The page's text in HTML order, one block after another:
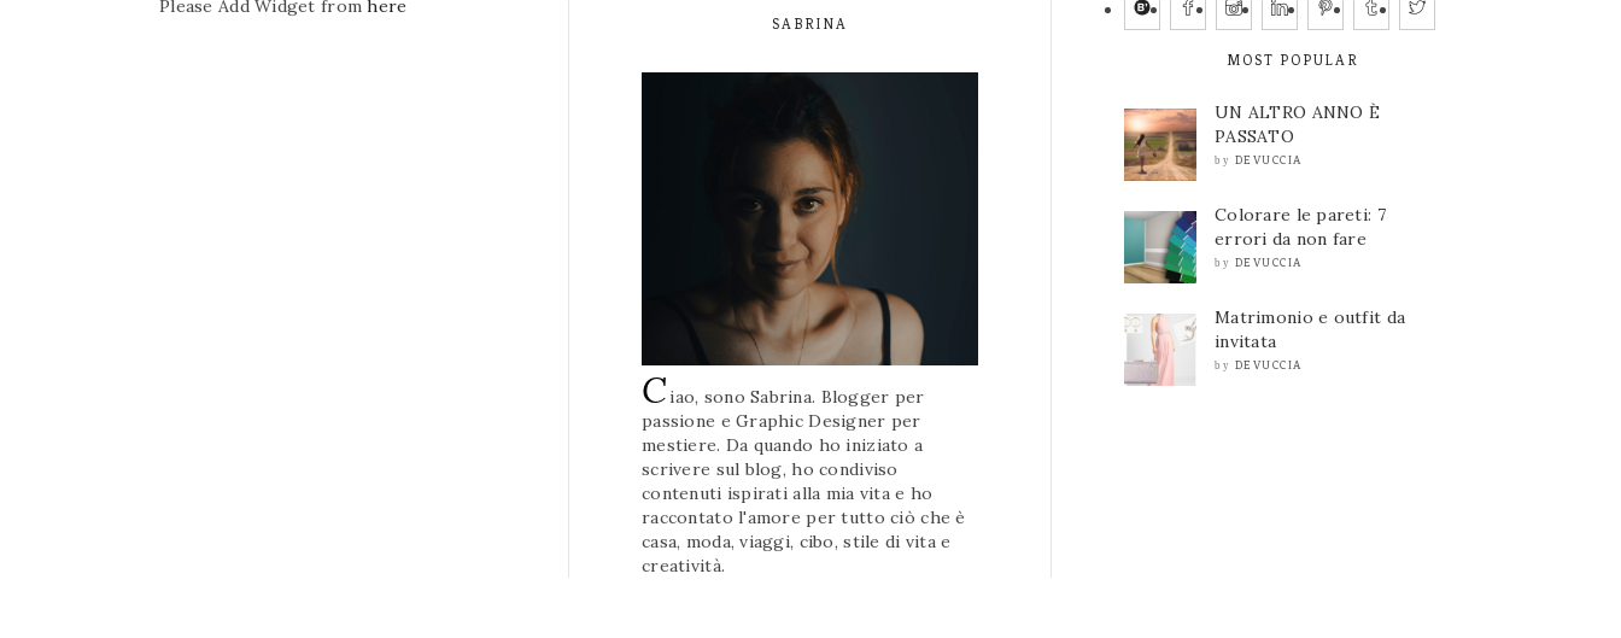
Please Add Widget fromhere
SABRINA
Ciao, sono Sabrina. Blogger per
passione e Graphic Designer per
mestiere. Da quando ho iniziato a
scrivere sul blog, ho condiviso
contenuti ispirati alla mia vita e ho
raccontato l'amore per tutto ciò che è
casa, moda, viaggi, cibo, stile di vita e
creatività.
MOST POPULAR
UN ALTRO ANNO È
PASSATO
by DEVUCCIA
Colorare le pareti: 7
errori da non fare
by DEVUCCIA
Matrimonio e outfit da
invitata
by DEVUCCIA